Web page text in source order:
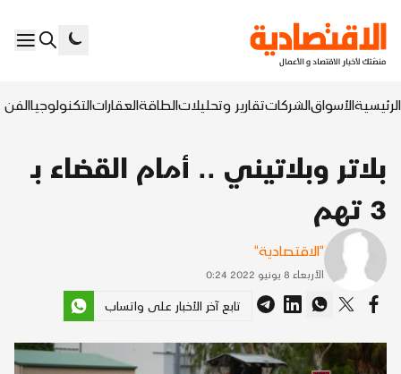
الرئيسيةالأسواقالشركاتتقارير وتحليلاتالطاقةالعقاراتالتكنولوجياالفن
بلاتر وبلاتيني .. أمام القضاء بـ
3 تهم
"الاقتصادية"
الأربعاء 8 يونيو 2022 0:24
تابع آخر الأخبار على واتساب